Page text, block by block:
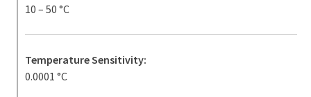
10 – 50 °C
Temperature Sensitivity:
0.0001 °C